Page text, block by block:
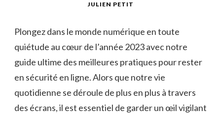
JULIEN PETIT
Plongez dans‌ le monde‌ numérique​ en⁣ toute
quiétude au cœur ​de l’année 2023 ‍avec notre​
guide ultime des meilleures pratiques pour rester
en⁣ sécurité en ligne. Alors‌ que notre ‍vie
quotidienne se déroule de ⁤plus en plus ‌à ⁢travers
des écrans,⁤ il ⁢est⁢ essentiel⁢ de garder un œil‍ vigilant